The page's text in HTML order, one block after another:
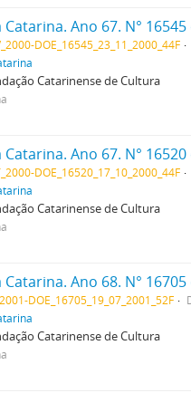
Ano 67. N°
DOE_16545_23_11_2000_44F
Catarinense de Cultura
Ano 67. N°
DOE_16520_17_10_2000_44F
Catarinense de Cultura
Ano 68. N°
DOE_16705_19_07_2001_52F
Catarinense de Cultura